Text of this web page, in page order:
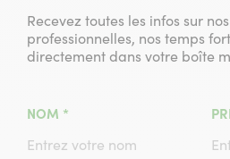
Recevez toutes les infos sur
professionnelles, nos temps
directement dans votre boîte
NOM *